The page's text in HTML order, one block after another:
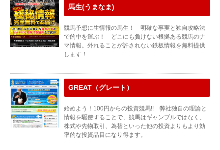
馬生(うまなま)
競馬予想に生情報の馬生！ 明確な事実と独自攻略法
で的中を運ぶ！ どこにも負けない根拠ある競馬のナ
マ情報。外れることが許されない鉄板情報を無料提供
します！
GREAT（グレート）
始めよう！100円からの投資競馬!! 弊社独自の理論と
情報を駆使することで、競馬はギャンブルではなく、
株式や先物取引、為替といった他の投資よりもより効
率的な投資品目になり得ます。